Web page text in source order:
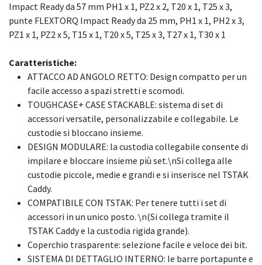
Impact Ready da 57 mm PH1 x 1, PZ2 x 2, T20 x 1, T25 x 3,
punte FLEXTORQ Impact Ready da 25 mm, PH1 x 1, PH2 x 3,
PZ1 x 1, PZ2 x 5, T15 x 1, T20 x 5, T25 x 3, T27 x 1, T30 x 1
Caratteristiche:
ATTACCO AD ANGOLO RETTO: Design compatto per un
facile accesso a spazi stretti e scomodi.
TOUGHCASE+ CASE STACKABLE: sistema di set di
accessori versatile, personalizzabile e collegabile. Le
custodie si bloccano insieme.
DESIGN MODULARE: la custodia collegabile consente di
impilare e bloccare insieme più set.\nSi collega alle
custodie piccole, medie e grandi e si inserisce nel TSTAK
Caddy.
COMPATIBILE CON TSTAK: Per tenere tutti i set di
accessori in un unico posto. \n(Si collega tramite il
TSTAK Caddy e la custodia rigida grande).
Coperchio trasparente: selezione facile e veloce dei bit.
SISTEMA DI DETTAGLIO INTERNO: le barre portapunte e